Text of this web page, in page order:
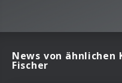
News von ähnlichen
Fischer